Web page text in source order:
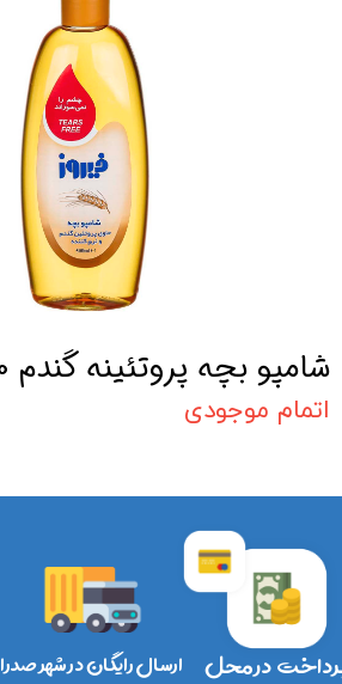
شامپو بچه پروتئینه گندم 500گرم فیروز
اتمام موجودی
ارسال رایگان در شهر صدرا در محل